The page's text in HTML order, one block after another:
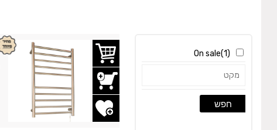
On sale(1)
חפש